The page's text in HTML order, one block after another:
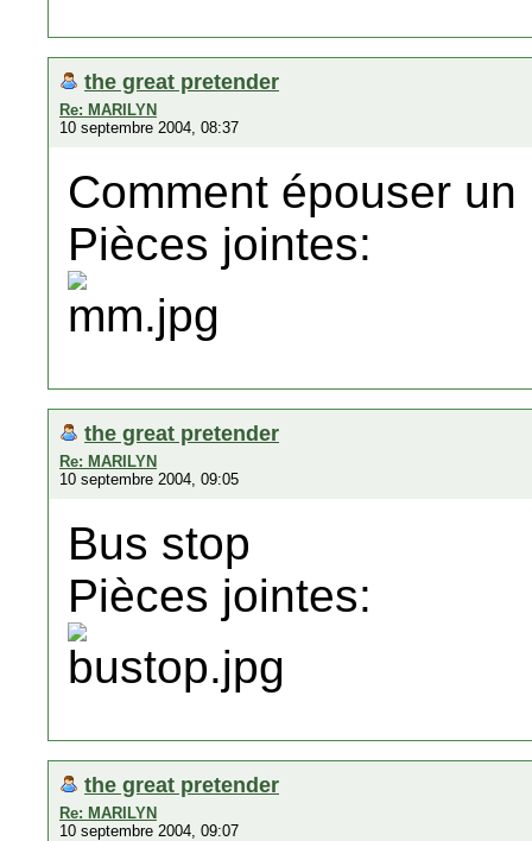
the great pretender
Re: MARILYN
10 septembre 2004, 08:37
Comment épouser
Pièces jointes:
the great pretender
Re: MARILYN
10 septembre 2004, 09:05
Bus stop
Pièces jointes:
the great pretender
Re: MARILYN
10 septembre 2004, 09:07